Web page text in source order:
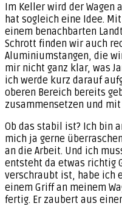
Im Keller wird der Wagen
hat sogleich eine Idee.
einem benachbarten
Schrott finden wir auch
Aluminiumstangen, die
mir nicht ganz klar, was
ich werde kurz darauf
oberen Bereich bereits
zusammensetzen und
Ob das stabil ist? Ich bin
mich ja gerne
an die Arbeit. Und ich
entsteht da etwas richtig
verschraubt ist, habe ich
einem Griff an meinem
fertig. Er zaubert aus